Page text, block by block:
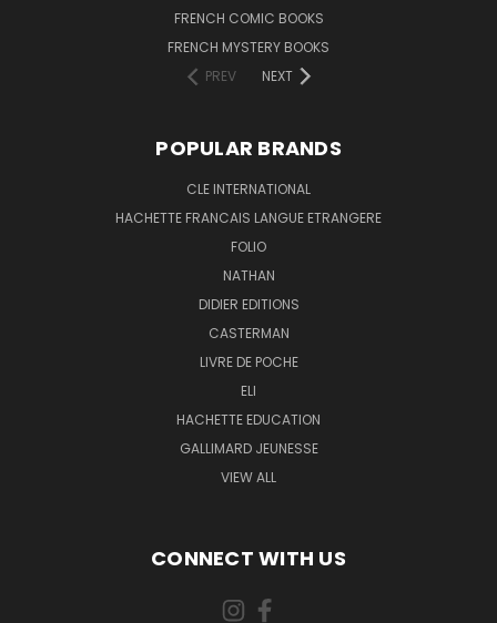
FRENCH COMIC BOOKS
FRENCH MYSTERY BOOKS
PREV
NEXT
POPULAR BRANDS
CLE INTERNATIONAL
HACHETTE FRANCAIS LANGUE ETRANGERE
FOLIO
NATHAN
DIDIER EDITIONS
CASTERMAN
LIVRE DE POCHE
ELI
HACHETTE EDUCATION
GALLIMARD JEUNESSE
VIEW ALL
CONNECT WITH US